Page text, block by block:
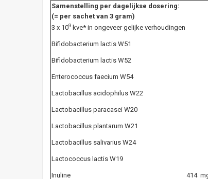
Samenstelling per dagelijkse dosering:
(= per sachet van 3 gram)
3 x 109 kve* in ongeveer gelijke verhoudingen
Bifidobacterium lactis W51
Bifidobacterium lactis W52
Enterococcus faecium W54
Lactobacillus acidophilus W22
Lactobacillus paracasei W20
Lactobacillus plantarum W21
Lactobacillus salivarius W24
Lactococcus lactis W19
Inuline
414